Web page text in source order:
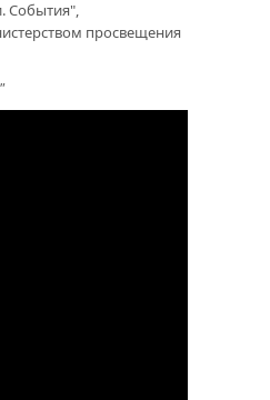
События",
просвещения